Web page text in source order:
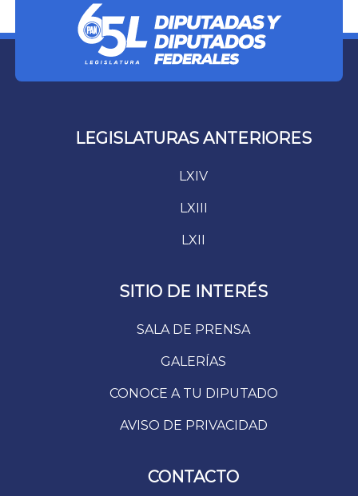
LEGISLATURAS ANTERIORES
LXIV
LXIII
LXII
SITIO DE INTERÉS
SALA DE PRENSA
GALERÍAS
CONOCE A TU DIPUTADO
AVISO DE PRIVACIDAD
CONTACTO